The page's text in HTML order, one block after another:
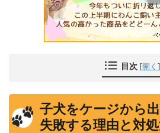
目次 [開く ]
子犬をケージから
失敗する理由と対